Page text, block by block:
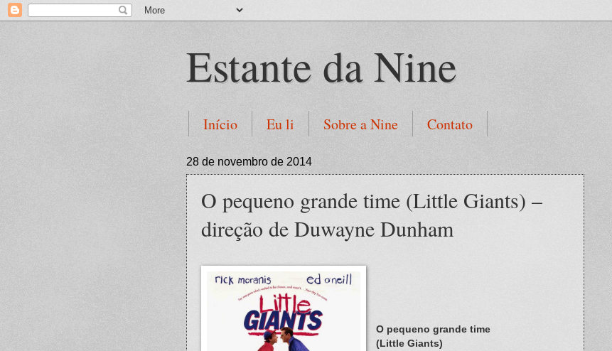
Estante da Nine
Início Eu li Sobre a Nine Contato
28 de novembro de 2014
O pequeno grande time (Little Giants) –
direção de Duwayne Dunham
O pequeno grande time
(Little Giants)